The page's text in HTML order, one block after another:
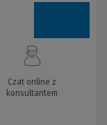
Czat online z
konsultantem